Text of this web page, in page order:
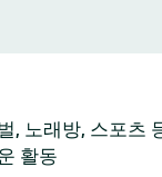
, 노래방, 스포츠
활동